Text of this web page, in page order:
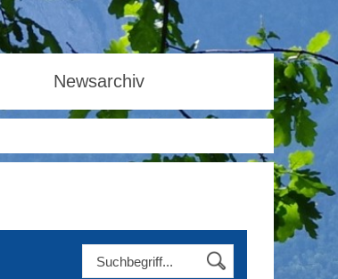
Newsarchiv